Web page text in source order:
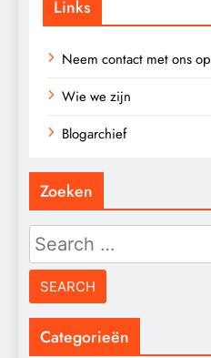
Links
Neem contact met ons op
Wie we zijn
Blogarchief
Zoeken
Search
for:
Categorieën